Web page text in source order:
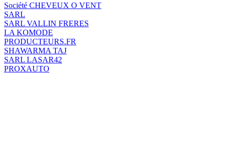
Société CHEVEUX O VENT
SARL
SARL VALLIN FRERES
LA KOMODE
PRODUCTEURS.FR
SHAWARMA TAJ
SARL LASAR42
PROXAUTO